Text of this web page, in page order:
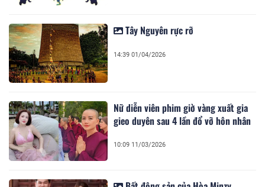
Tây Nguyên rực rỡ
14:39 01/04/2026
Nữ diễn viên phim giờ vàng xuất gia
gieo duyên sau 4 lần đổ vỡ hôn nhân
10:09 11/03/2026